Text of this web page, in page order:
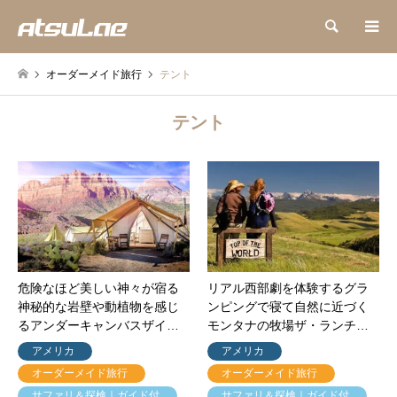
検索
オーダーメイド旅行 テント
テント
危険なほど美しい神々が宿る
神秘的な岩壁や動植物を感じ
るアンダーキャンバスザイ…
アメリカ
オーダーメイド旅行
リアル西部劇を体験するグラ
ンピングで寝て自然に近づく
モンタナの牧場ザ・ランチ…
アメリカ
オーダーメイド旅行